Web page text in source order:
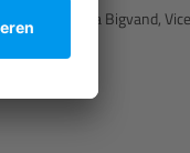
Dr. Pouria Bigvand,